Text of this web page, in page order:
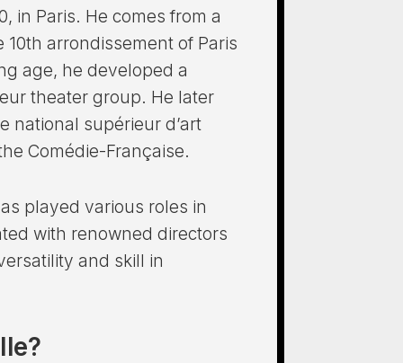
in Paris. He comes from a
arrondissement of Paris
age, he developed a
theater group. He later
national supérieur d’art
Comédie-Française.
played various roles in
with renowned directors
and skill in